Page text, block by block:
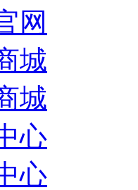
网
城
城
心
心